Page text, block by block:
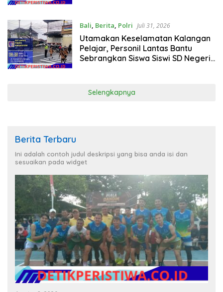
Bali, Berita, Polri Juli 31, 2026
Utamakan Keselamatan Kalangan
Pelajar, Personil Lantas Bantu
Sebrangkan Siswa Siswi SD Negeri 1
Selengkapnya
Berita Terbaru
Ini adalah contoh judul deskripsi yang bisa anda isi dan
sesuaikan pada widget